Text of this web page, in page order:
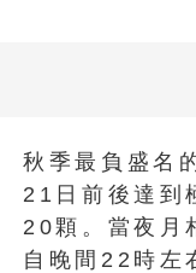
秋季最負盛名
21日前後達到
20顆。當夜月
自晚間22時左